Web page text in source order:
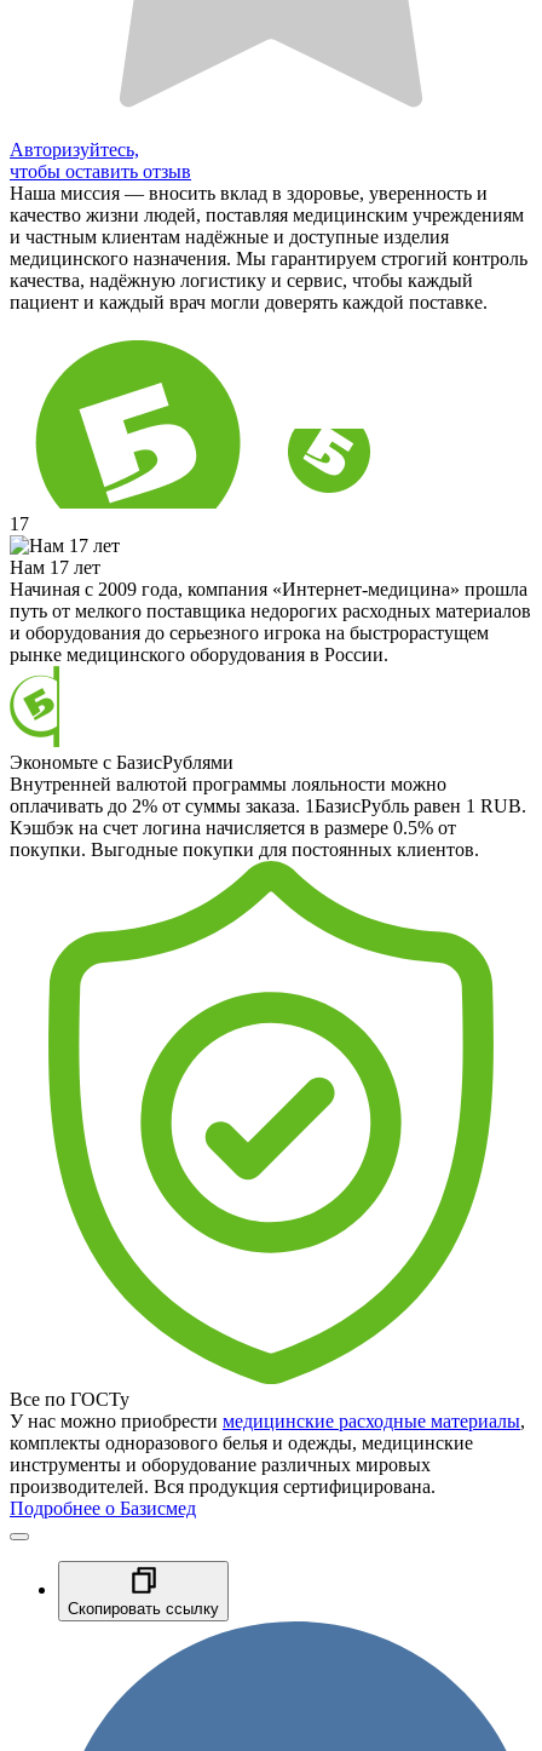
Авторизуйтесь,
чтобы оставить отзыв
Наша миссия — вносить вклад в здоровье, уверенность и
качество жизни людей, поставляя медицинским учреждениям
и частным клиентам надёжные и доступные изделия
медицинского назначения. Мы гарантируем строгий контроль
качества, надёжную логистику и сервис, чтобы каждый
пациент и каждый врач могли доверять каждой поставке.
17
Нам 17 лет
Начиная с 2009 года, компания «Интернет-медицина» прошла
путь от мелкого поставщика недорогих расходных материалов
и оборудования до серьезного игрока на быстрорастущем
рынке медицинского оборудования в России.
Экономьте с БазисРублями
Внутренней валютой программы лояльности можно
оплачивать до 2% от суммы заказа. 1БазисРубль равен 1 RUB.
Кэшбэк на счет логина начисляется в размере 0.5% от
покупки. Выгодные покупки для постоянных клиентов.
Все по ГОСТу
У нас можно приобрести медицинские расходные материалы,
комплекты одноразового белья и одежды, медицинские
инструменты и оборудование различных мировых
производителей. Вся продукция сертифицирована.
Подробнее о Базисмед
Скопировать ссылку